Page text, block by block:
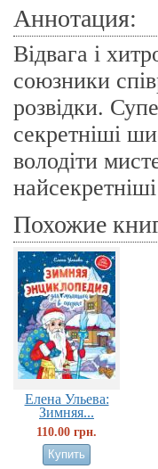
Аннотация:
Відвага і
союзники
розвідки.
секретніші
володіти
Похожие
Елена Ульева:
Зимняя...
110.00 грн.